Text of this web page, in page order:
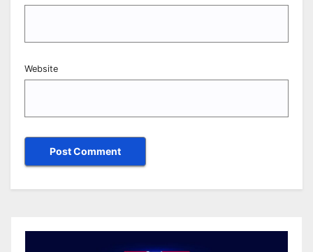
Website